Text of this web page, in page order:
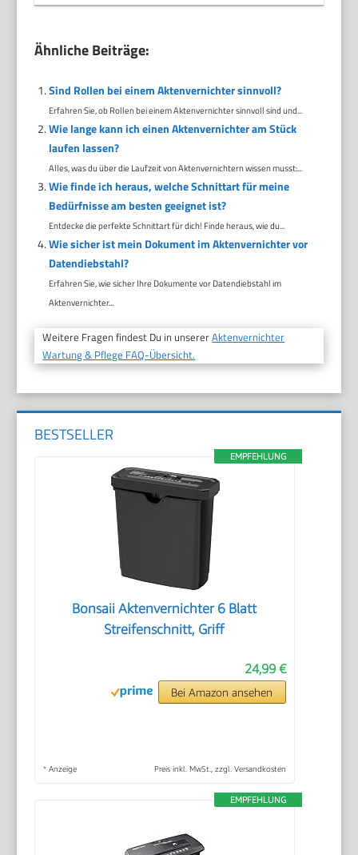
Ähnliche Beiträge:
Sind Rollen bei einem Aktenvernichter sinnvoll?
Erfahren Sie, ob Rollen bei einem Aktenvernichter sinnvoll sind und...
Wie lange kann ich einen Aktenvernichter am Stück
laufen lassen?
Alles, was du über die Laufzeit von Aktenvernichtern wissen musst:...
Wie finde ich heraus, welche Schnittart für meine
Bedürfnisse am besten geeignet ist?
Entdecke die perfekte Schnittart für dich! Finde heraus, wie du...
Wie sicher ist mein Dokument im Aktenvernichter vor
Datendiebstahl?
Erfahren Sie, wie sicher Ihre Dokumente vor Datendiebstahl im
Aktenvernichter...
Weitere Fragen findest Du in unsererAktenvernichter
Wartung & Pflege FAQ-Übersicht.
BESTSELLER
EMPFEHLUNG
Bonsaii Aktenvernichter 6 Blatt
Streifenschnitt, Griff
24,99 €
Bei Amazon ansehen
* Anzeige Preis inkl. MwSt., zzgl. Versandkosten
EMPFEHLUNG